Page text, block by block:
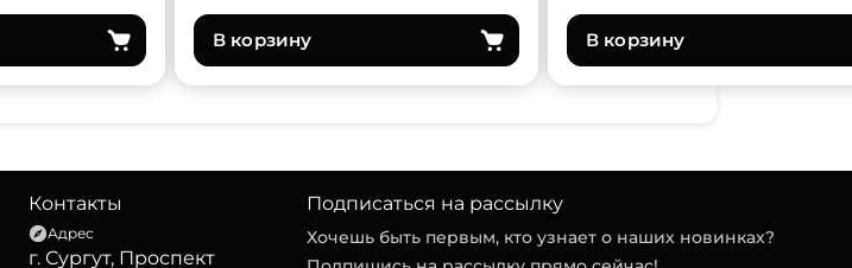
В корзину В корзину
Контакты
Адрес
г. Сургут, Проспект
Подписаться на рассылку
Хочешь быть первым, кто узнает о наших новинках?